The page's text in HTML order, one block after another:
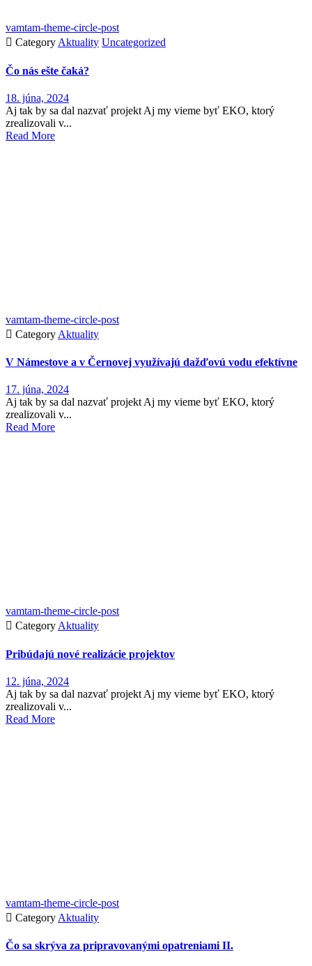
vamtam-theme-circle-post
 Category Aktuality Uncategorized
Čo nás ešte čaká?
18. júna, 2024
Aj tak by sa dal nazvať projekt Aj my vieme byť EKO, ktorý
zrealizovali v...
Read More
vamtam-theme-circle-post
 Category Aktuality
V Námestove a v Černovej využívajú dažďovú vodu efektívne
17. júna, 2024
Aj tak by sa dal nazvať projekt Aj my vieme byť EKO, ktorý
zrealizovali v...
Read More
vamtam-theme-circle-post
 Category Aktuality
Pribúdajú nové realizácie projektov
12. júna, 2024
Aj tak by sa dal nazvať projekt Aj my vieme byť EKO, ktorý
zrealizovali v...
Read More
vamtam-theme-circle-post
 Category Aktuality
Čo sa skrýva za pripravovanými opatreniami II.